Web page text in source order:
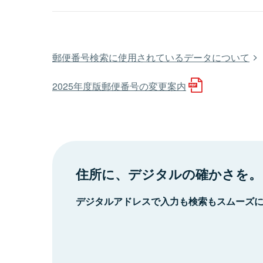
郵便番号検索に使用されているデータについて
2025年度版郵便番号の変更案内
住所に、デジタルの確かさを。
デジタルアドレスで入力も検索もスムーズ